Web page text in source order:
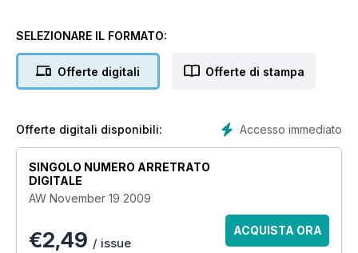
SELEZIONARE IL FORMATO:
Offerte digitali Offerte di stampa
Accesso immediato
Offerte digitali disponibili:
SINGOLO NUMERO ARRETRATO
DIGITALE
AW November 19 2009
€2,49 / issue
ACQUISTA ORA